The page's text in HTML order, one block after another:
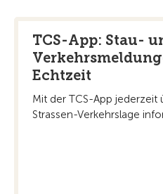
TCS-App: Stau-
Echtzeit
Mit der TCS-App jederzeit
Strassen-Verkehrslage